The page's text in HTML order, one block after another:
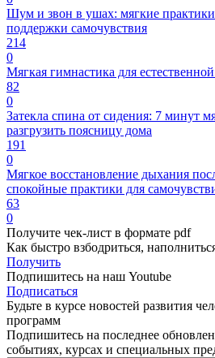
Шум и звон в ушах: мягкие
поддержки самочувствия
214
0
Мягкая гимнастика для
82
0
Затекла спина от сидения: 7 минут
разгрузить поясницу дома
191
0
Мягкое восстановление дыхания
спокойные практики для
63
0
Получите чек-лист в формате pdf
Как быстро взбодриться,
Получить
Подпишитесь на наш Youtube
Подписаться
Будьте в курсе новостей развития
программ
Подпишитесь на последнее
событиях, курсах и специальных